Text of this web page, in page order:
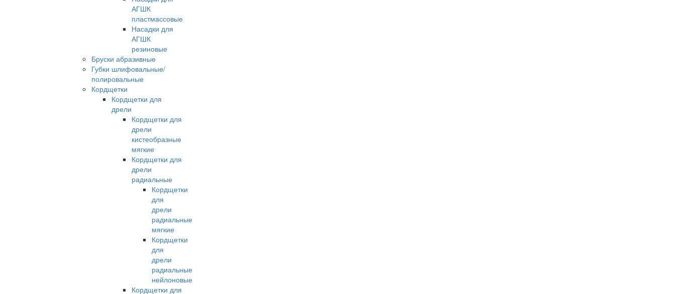
АГШК
пластмассовые
Насадки для
АГШК
резиновые
Бруски абразивные
Губки шлифовальные/
полировальные
Кордщетки
Кордщетки для
дрели
Кордщетки для
дрели
кистеобразные
мягкие
Кордщетки для
дрели
радиальные
Кордщетки
для
дрели
радиальные
мягкие
Кордщетки
для
дрели
радиальные
нейлоновые
Кордщетки для